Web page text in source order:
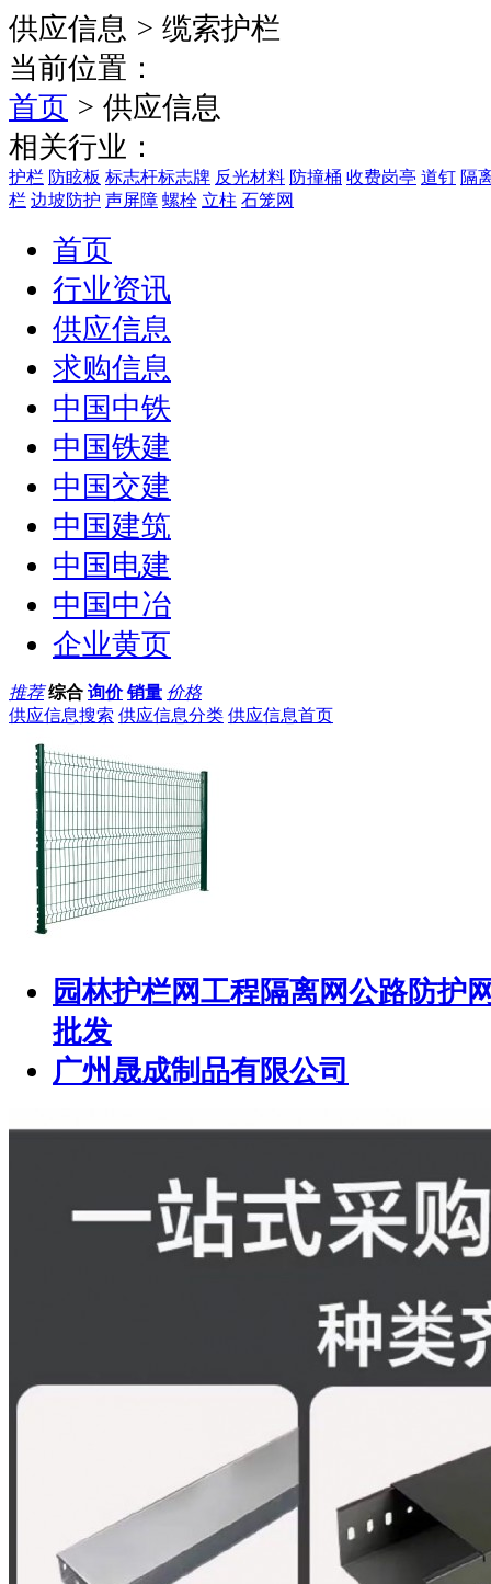
供应信息 > 缆索护栏
当前位置：
首页 > 供应信息
相关行业：
护栏 防眩板 标志杆标志牌 反光材料 防撞桶 收费岗亭 道钉 隔
栏 边坡防护 声屏障 螺栓 立柱 石笼网
首页
行业资讯
供应信息
求购信息
中国中铁
中国铁建
中国交建
中国建筑
中国电建
中国中冶
企业黄页
推荐 综合 询价 销量 价格
供应信息搜索 供应信息分类 供应信息首页
园林护栏网工程隔离网公路防护
批发
广州晟成制品有限公司